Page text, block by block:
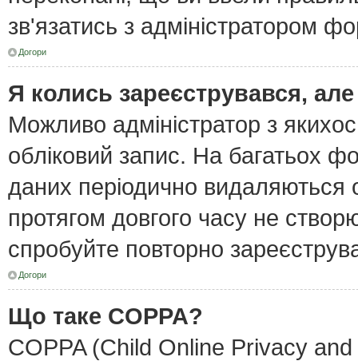
зв'язатись з адміністратором
Догори
Я колись зареєструвався,
Можливо адміністратор з
обліковий запис. На багатьох
даних періодично видаляються
протягом довгого часу не
спробуйте повторно
Догори
Що таке COPPA?
COPPA (Child Online Privacy